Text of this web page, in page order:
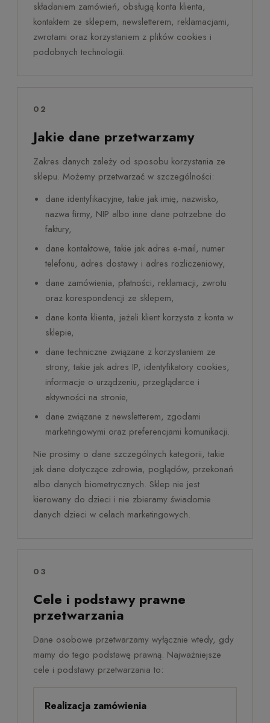
składaniem zamówień, obsługą konta klienta,
kontaktem ze sklepem, newsletterem, reklamacjami,
zwrotami oraz korzystaniem z plików cookies i
podobnych technologii.
02
Jakie dane przetwarzamy
Zakres danych zależy od sposobu korzystania ze
sklepu. Możemy przetwarzać w szczególności:
dane identyfikacyjne, takie jak imię, nazwisko,
nazwa firmy, NIP albo inne dane potrzebne do
faktury,
dane kontaktowe, takie jak adres e-mail, numer
telefonu, adres dostawy i adres rozliczeniowy,
dane zamówienia, płatności, reklamacji, zwrotu
oraz korespondencji ze sklepem,
dane konta klienta, jeżeli klient korzysta z konta w
sklepie,
dane techniczne związane z korzystaniem ze
strony, takie jak adres IP, identyfikatory cookies,
informacje o urządzeniu, przeglądarce i
aktywności na stronie,
dane związane z newsletterem, zgodami
marketingowymi oraz preferencjami komunikacji.
Nie prosimy o dane szczególnych kategorii, takie
jak dane dotyczące zdrowia, poglądów, przekonań
albo danych biometrycznych. Sklep nie jest
kierowany do dzieci i nie zbieramy świadomie
danych dzieci w celach marketingowych.
03
Cele i podstawy prawne
przetwarzania
Dane osobowe przetwarzamy wyłącznie wtedy, gdy
mamy do tego podstawę prawną. Najważniejsze
cele i podstawy przetwarzania to:
Realizacja zamówienia